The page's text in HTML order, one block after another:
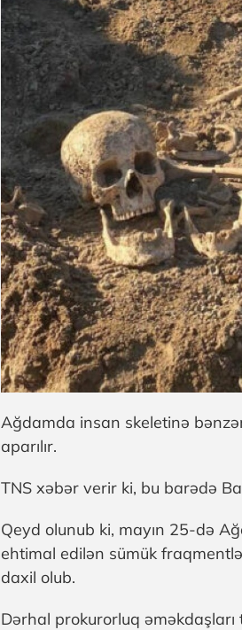
Ağdamda insan skeletinə
aparılır.
TNS xəbər verir ki, bu barədə
Qeyd olunub ki, mayın 25-də
ehtimal edilən sümük
daxil olub.
Dərhal prokurorluq